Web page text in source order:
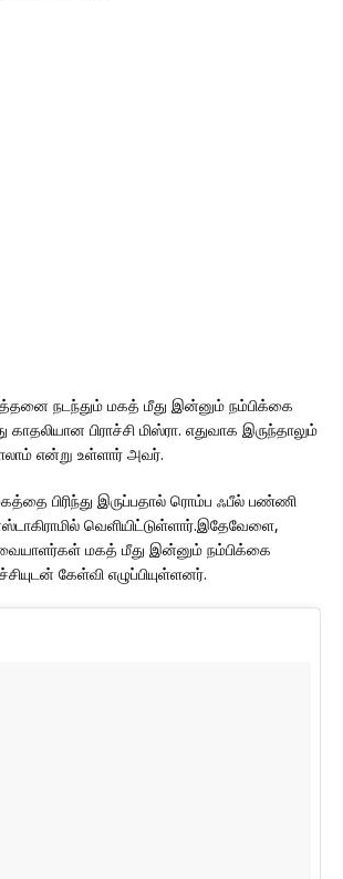
நடந்தும் மகத் மீது இன்னும் நம்பிக்கை
பிராச்சி மிஸ்ரா. எதுவாக இருந்தாலும்
என்று உள்ளார் அவர்.
பிரிந்து இருப்பதால் ரொம்ப ஃபீல் பண்ணி
வெளியிட்டுள்ளார்.இதேவேளை,
மகத் மீது இன்னும் நம்பிக்கை
கேள்வி எழுப்பியுள்ளனர்.